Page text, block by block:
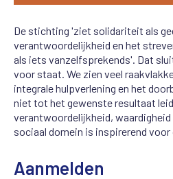
De stichting 'ziet solidariteit als
verantwoordelijkheid en het
als iets vanzelfsprekends'. Dat
voor staat. We zien veel
integrale hulpverlening en het
niet tot het gewenste resultaat
verantwoordelijkheid,
sociaal domein is inspirerend voor
Aanmelden